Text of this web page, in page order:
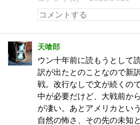
天喰郎
ウン十年前に読もうとして
訳が出たとのことなので新
戦。改行なしで文が続くの
中が必要だけど、大戦前か
が凄い。あとアメリカとい
自然の怖さ、その先の未知